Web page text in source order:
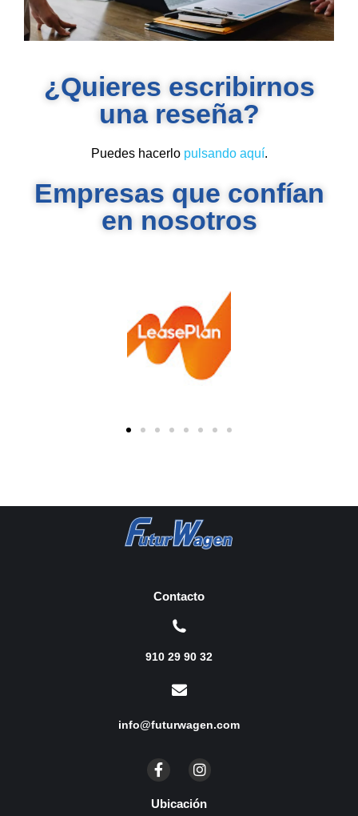
¿Quieres escribirnos
una reseña?
Puedes hacerlo pulsando aquí.
Empresas que confían
en nosotros
Contacto
910 29 90 32
info@futurwagen.com
Ubicación